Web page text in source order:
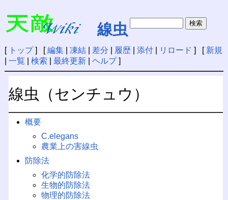
線虫
[ トップ] [編集| 凍結| 差分 履歴| 添付| リロード ] [ 新規
一覧 検索 最終更新| ヘルプ]
線虫（センチュウ）
概要
C.elegans
農業上の害線虫
防除法
化学的防除法
生物的防除法
物理的防除法